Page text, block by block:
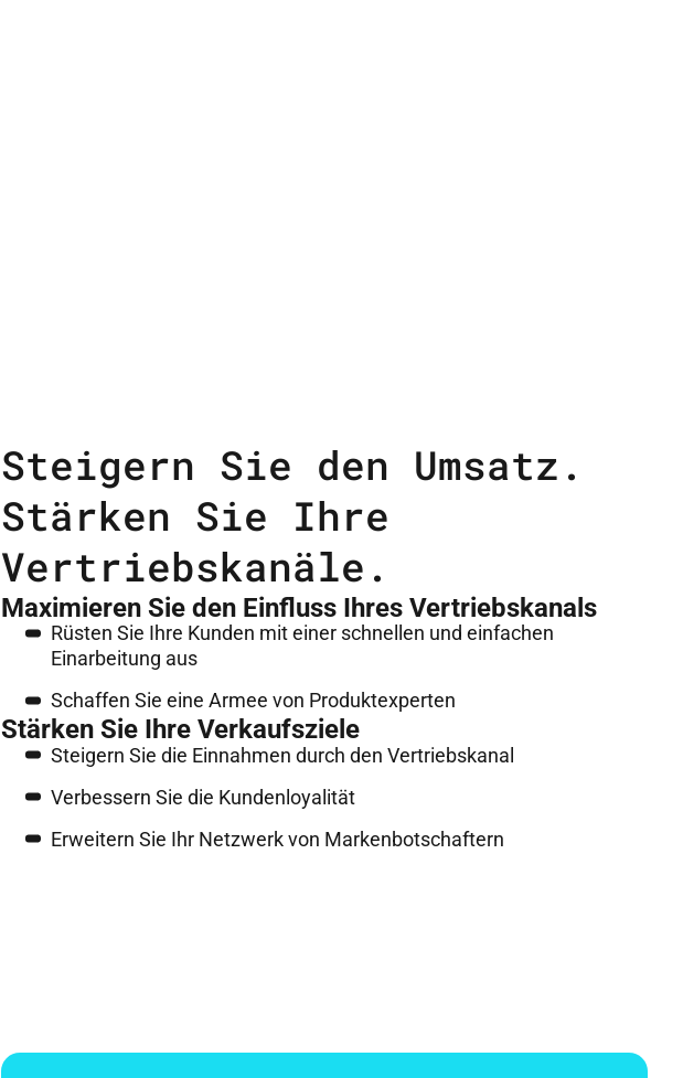
Steigern Sie den Umsatz.
Stärken Sie Ihre
Vertriebskanäle.
Maximieren Sie den Einfluss Ihres Vertriebskanals
Rüsten Sie Ihre Kunden mit einer schnellen und einfachen
Einarbeitung aus
Schaffen Sie eine Armee von Produktexperten
Stärken Sie Ihre Verkaufsziele
Steigern Sie die Einnahmen durch den Vertriebskanal
Verbessern Sie die Kundenloyalität
Erweitern Sie Ihr Netzwerk von Markenbotschaftern